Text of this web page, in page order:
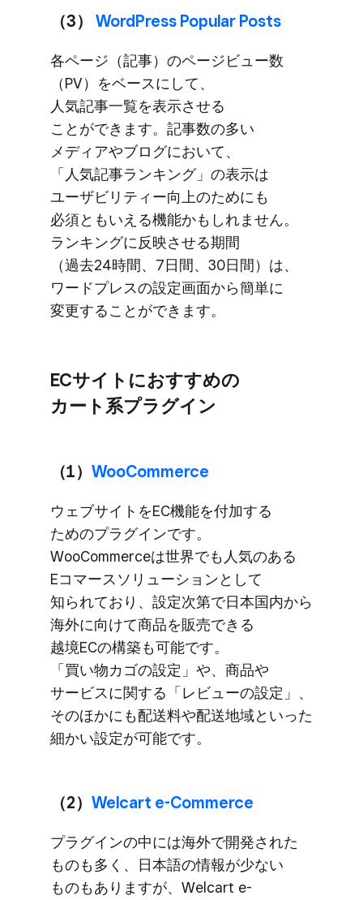
（3）​ WordPress Popular Posts
各ページ​（記事）の​ページビュー数​
（PV）を​ベースに​して、​
人気記事一覧を​表示させる​
ことができます。​記事数の​多い​
メディアや​ブログに​おいて、​
「人気記事ランキング」の​表示は​
ユーザビリティー向上の​ためにも​
必須とも​いえる​機能かもしれません。​
ランキングに​反映させる​期間​
（過去24時間、​7日間、​30日間）は、​
ワードプレスの​設定画面から​簡単に​
変更する​ことができます。
ECサイトに​おすすめの​
カート系プラグイン
（1） ​WooCommerce
ウェブサイトを​EC機能を​付加する​
ための​プラグインです。​
WooCommerceは​世界でも​人気の​ある​
Eコマースソリューションと​して​
知られており、​設定次第で​日本国内から​
海外に​向けて​商品を​販売できる​
越境ECの​構築も​可能です。​
「買い物カゴの​設定」や、​商品や​
サービスに​関する​「レビューの​設定」、​
その​ほかにも​配送料や​配送地域と​いった​
細かい​設定が​可能です。
（2） ​Welcart e-Commerce
プラグインの​中には​海外で​開発された​
ものも​多く、​日本語の​情報が​少ない​
ものも​ありますが、​Welcart e-